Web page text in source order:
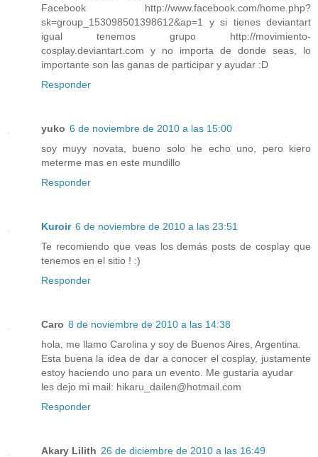
Facebook http://www.facebook.com/home.php?
sk=group_153098501398612&ap=1 y si tienes deviantart
igual tenemos grupo http://movimiento-
cosplay.deviantart.com y no importa de donde seas, lo
importante son las ganas de participar y ayudar :D
Responder
yuko 6 de noviembre de 2010 a las 15:00
soy muyy novata, bueno solo he echo uno, pero kiero
meterme mas en este mundillo
Responder
Kuroir 6 de noviembre de 2010 a las 23:51
Te recomiendo que veas los demás posts de cosplay que
tenemos en el sitio ! :)
Responder
Caro 8 de noviembre de 2010 a las 14:38
hola, me llamo Carolina y soy de Buenos Aires, Argentina.
Esta buena la idea de dar a conocer el cosplay, justamente
estoy haciendo uno para un evento. Me gustaria ayudar
les dejo mi mail: hikaru_dailen@hotmail.com
Responder
Akary Lilith 26 de diciembre de 2010 a las 16:49